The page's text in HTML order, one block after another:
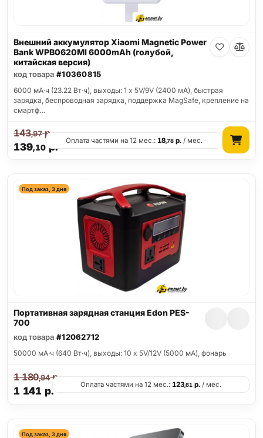
Внешний аккумулятор Xiaomi Magnetic Power
Bank WPB0620MI 6000mAh (голубой,
китайская версия)
код товара #10360815
6000 мА·ч (23.22 Вт·ч), выходы: 1 x 5V/9V (2400 мА), быстрая
зарядка, беспроводная зарядка, поддержка MagSafe, крепление на
смартф…
139,10р.
143,97р.
Оплата частями на 12 мес.:18,78 р. / мес.
Под заказ, 3 дня
Портативная зарядная станция Edon PES-
700
код товара #12062712
50000 мА·ч (640 Вт·ч), выходы: 10 x 5V/12V (5000 мА), фонарь
1 141 р.
1 180,94р.
Оплата частями на 12 мес.: 123,61 р. / мес.
Под заказ, 3 дня